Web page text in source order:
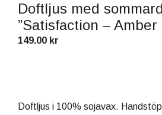
Doftljus med
”Satisfaction – Amber
149.00 kr
Doftljus i 100% sojavax.